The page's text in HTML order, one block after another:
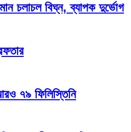
চলাচল বিঘ্ন, ব্যাপক দুর্ভোগ
৭৯ ফিলিস্তিনি